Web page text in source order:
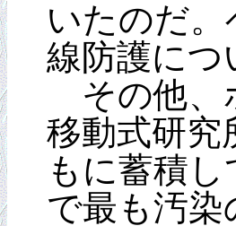
いたのだ
線防護につ
その他、
移動式研究
もに蓄積
で最も汚